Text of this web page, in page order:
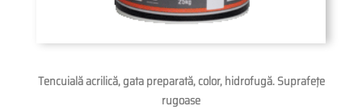
Tencuială acrilică, gata preparată, color, hidrofugă. Suprafeţe
rugoase